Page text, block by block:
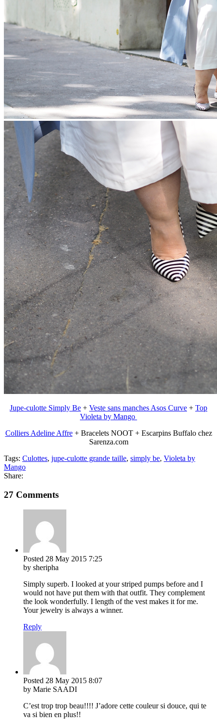
Jupe-culotte Simply Be + Veste sans manches Asos Curve + Top
Violeta by Mango
Colliers Adeline Affre+ Bracelets NOOT + Escarpins Buffalo chez
Sarenza.com
Tags: Culottes, jupe-culotte grande taille, simply be, Violeta by
Mango
Share:
27 Comments
Posted 28 May 2015 7:25
by sheripha
Simply superb. I looked at your striped pumps before and I
would not have put them with that outfit. They complement
the look wonderfully. I length of the vest makes it for me.
Your jewelry is always a winner.
Reply
Posted 28 May 2015 8:07
by Marie SAADI
C’est trop trop beau!!!! J’adore cette couleur si douce, qui te
va si bien en plus!!